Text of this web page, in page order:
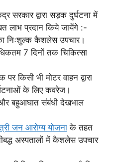
सरकार द्वारा सड़क दुर्घटना में
लाभ प्रदान किये जायेंगे :-
निःशुल्क कैशलेस उपचार।
7 दिनों तक चिकित्सा
किसी भी मोटर वाहन द्वारा
के लिए कवरेज।
बहुआघात संबंधी देखभाल
जन आरोग्य योजना के तहत
अस्पतालों में कैशलेस उपचार